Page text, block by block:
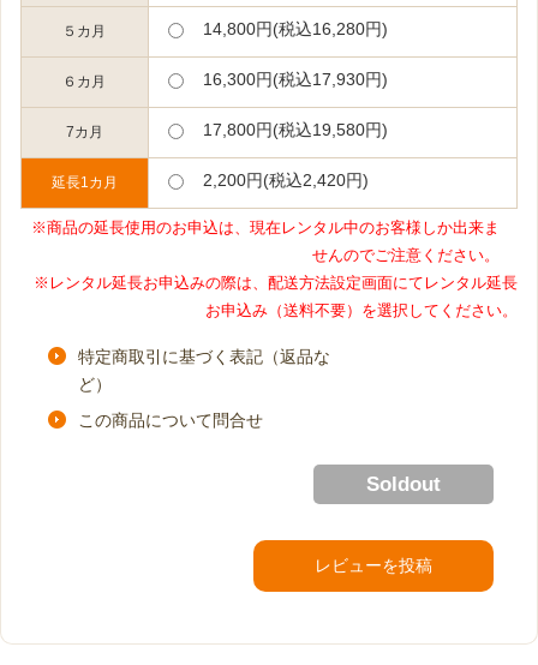
５カ月 14,800円(税込16,280円)
６カ月 16,300円(税込17,930円)
7カ月 17,800円(税込19,580円)
延長1カ月 2,200円(税込2,420円)
※商品の延長使用のお申込は、現在レンタル中のお客様しか出来ま
せんのでご注意ください。
※レンタル延長お申込みの際は、配送方法設定画面にてレンタル延長
お申込み（送料不要）を選択してください。
特定商取引に基づく表記（返品な
ど）
この商品について問合せ
Soldout
レビューを投稿